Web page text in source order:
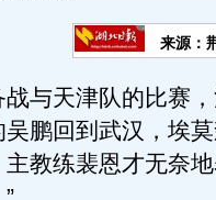
来源：
天津队的比赛，
吴鹏回到武汉，埃
主教练裴恩才无奈